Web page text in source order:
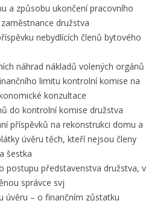
a způsobu ukončení pracovního
družstva
nebydlících členů bytového
náhrad nákladů volených orgánů
limitu kontrolní komise na
konzultace
do kontrolní komise družstva
příspěvků na rekonstrukci domu a
úvěru těch, kteří nejsou členy
šestka
postupu představenstva družstva, v
správce svj
úvěru – o finančním zůstatku